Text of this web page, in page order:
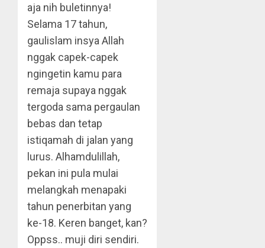
aja nih buletinnya!
Selama 17 tahun,
gaulislam insya Allah
nggak capek-capek
ngingetin kamu para
remaja supaya nggak
tergoda sama pergaulan
bebas dan tetap
istiqamah di jalan yang
lurus. Alhamdulillah,
pekan ini pula mulai
melangkah menapaki
tahun penerbitan yang
ke-18. Keren banget, kan?
Oppss.. muji diri sendiri.